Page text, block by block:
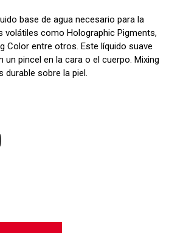
base de agua necesario para la
volátiles como Holographic Pigments,
Color entre otros. Este líquido suave
pincel en la cara o el cuerpo. Mixing
durable sobre la piel.